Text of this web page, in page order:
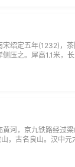
绍定五年(1232)，
压之。犀高1.1米，
黄河，京九铁路经过
，古名良山。汉中元
。山势险峻，四面